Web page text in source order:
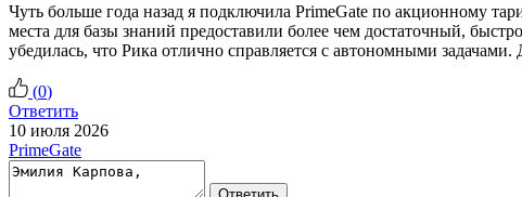
Чуть больше года назад я подключила PrimeGate по акционному
места для базы знаний предоставили более чем достаточный,
убедилась, что Рика отлично справляется с автономными
(0)
Ответить
10 июля 2026
PrimeGate